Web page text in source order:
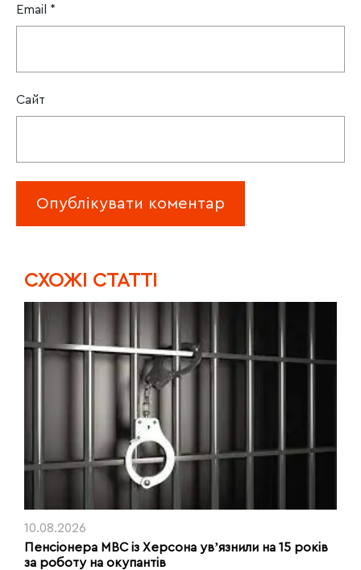
Email *
Сайт
CХОЖІ СТАТТІ
10.08.2026
Пенсіонера МВС із Херсона увʼязнили на 15 років
за роботу на окупантів